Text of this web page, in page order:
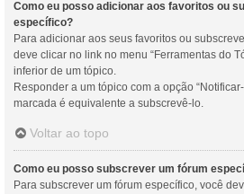
Como eu posso adicionar aos favoritos ou
específico?
Para adicionar aos seus favoritos ou
deve clicar no link no menu “Ferramentas do
inferior de um tópico.
Responder a um tópico com a opção
marcada é equivalente a subscrevê-lo.
Voltar ao topo
Como eu posso subscrever um fórum
Para subscrever um fórum específico, você